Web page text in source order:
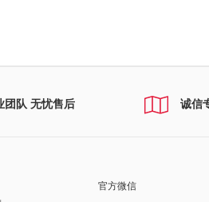
团队 无忧售后 诚信
官方微信